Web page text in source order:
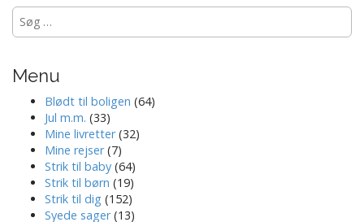
Søg
efter:
Menu
Blødt til boligen (64)
Jul m.m. (33)
Mine livretter(32)
Mine rejser(7)
Strik til baby (64)
Strik til børn (19)
Strik til dig (152)
Syede sager(13)